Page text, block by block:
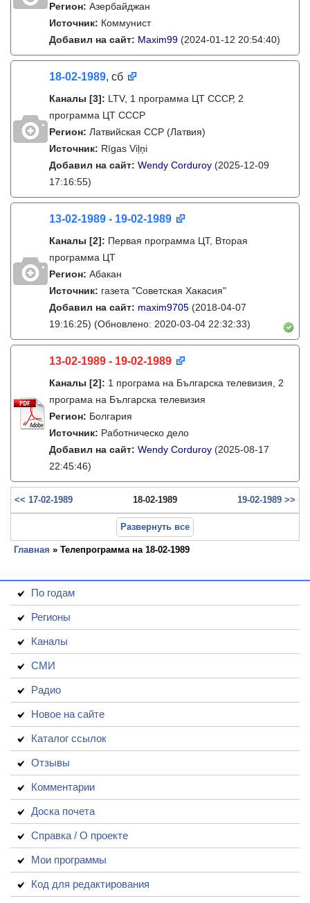
Регион: Азербайджан
Источник: Коммунист
Добавил на сайт: Maxim99 (2024-01-12 20:54:40)
18-02-1989, сб
Каналы [3]: LTV, 1 программа ЦТ СССР, 2
программа ЦТ СССР
Регион: Латвийская ССР (Латвия)
Источник: Rīgas Viļņi
Добавил на сайт: Wendy Corduroy (2025-12-09
17:16:55)
13-02-1989 - 19-02-1989
Каналы [2]: Первая программа ЦТ, Вторая
программа ЦТ
Регион: Абакан
Источник: газета "Советская Хакасия"
Добавил на сайт: maxim9705 (2018-04-07
19:16:25) (Обновлено: 2020-03-04 22:32:33)
13-02-1989 - 19-02-1989
Каналы [2]: 1 програма на Българска телевизия, 2
програма на Българска телевизия
Регион: Болгария
Источник: Работническо дело
Добавил на сайт: Wendy Corduroy (2025-08-17
22:45:46)
<< 17-02-1989 18-02-1989 19-02-1989 >>
Развернуть все
Главная » Телепрограмма на 18-02-1989
По годам
Регионы
Каналы
СМИ
Радио
Новое на сайте
Каталог ссылок
Отзывы
Комментарии
Доска почета
Справка / О проекте
Мои программы
Код для редактирования